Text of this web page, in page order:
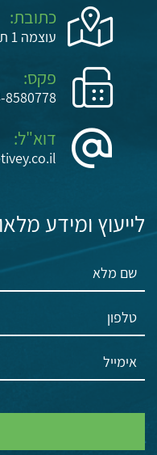
כתובת:
עוצמה 1 ת.ד. 138 טירת הכרמל
פקס:
8580778
דוא"ל:
לייעוץ ומידע